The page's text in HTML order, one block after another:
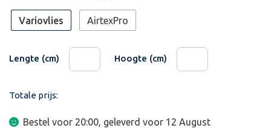
Variovlies AirtexPro
Lengte (cm) Hoogte (cm)
Totale prijs:
Bestel voor 20:00, geleverd voor 12 August